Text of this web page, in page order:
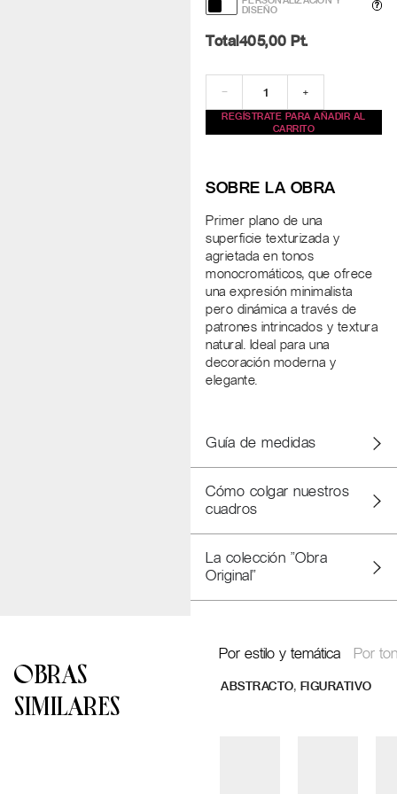
DISEÑO
?
Total405,00 Pt.
− +
REGÍSTRATE PARA AÑADIR AL
CARRITO
SOBRE LA OBRA
Primer plano de una
superficie texturizada y
agrietada en tonos
monocromáticos, que ofrece
una expresión minimalista
pero dinámica a través de
patrones intrincados y textura
natural. Ideal para una
decoración moderna y
elegante.
Guía de medidas
Cómo colgar nuestros
cuadros
La colección "Obra
Original"
OBRAS
SIMILARES
Por estilo y temática Por
ABSTRACTO, FIGURATIVO